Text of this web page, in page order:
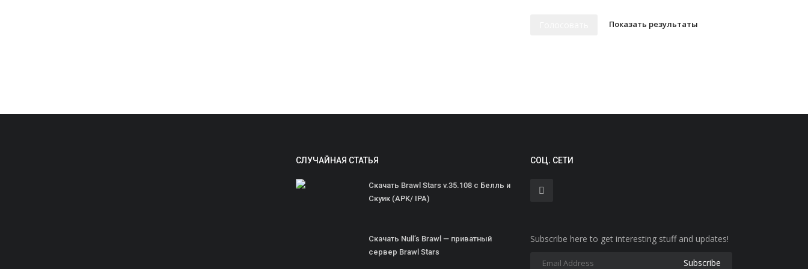
Показать результаты
СЛУЧАЙНАЯ СТАТЬЯ
Скачать Brawl Stars v.35.108 с Белль и
Скуик (APK/ IPA)
Скачать Null’s Brawl — приватный
сервер Brawl Stars
СОЦ. СЕТИ
Subscribe here to get interesting stuff and updates!